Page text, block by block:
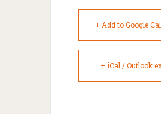
+ Add to Google
+ iCal / Outlook